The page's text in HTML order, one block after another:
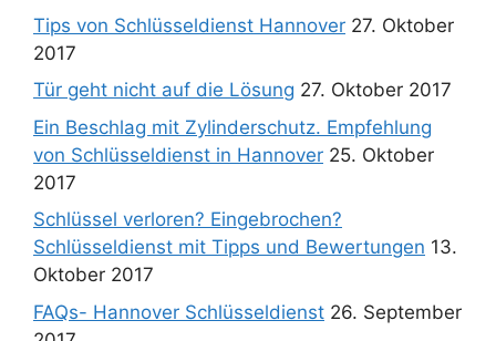
Tips von Schlüsseldienst Hannover 27. Oktober
2017
Tür geht nicht auf die Lösung 27. Oktober 2017
Ein Beschlag mit Zylinderschutz. Empfehlung
von Schlüsseldienst in Hannover 25. Oktober
2017
Schlüssel verloren? Eingebrochen?
Schlüsseldienst mit Tipps und Bewertungen 13.
Oktober 2017
FAQs- Hannover Schlüsseldienst 26. September